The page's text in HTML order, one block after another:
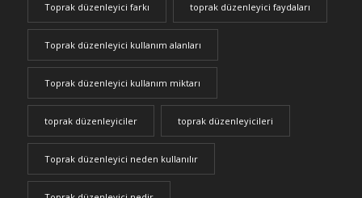
Toprak düzenleyici farkı toprak düzenleyici faydaları
Toprak düzenleyici kullanım alanları
Toprak düzenleyici kullanım miktarı
toprak düzenleyiciler toprak düzenleyicileri
Toprak düzenleyici neden kullanılır